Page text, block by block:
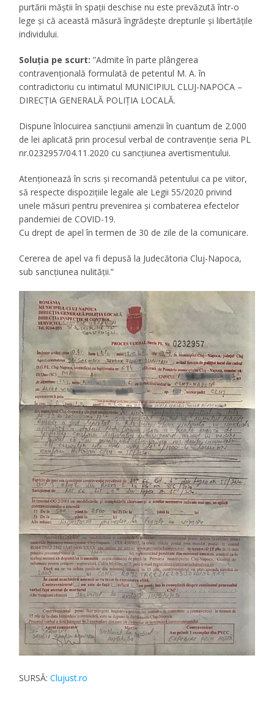
purtării măștii în spații deschise nu este prevăzută într-o
lege și că această măsură îngrădește drepturile și libertățile
individului.
Soluția pe scurt: ”Admite în parte plângerea
contravențională formulată de petentul M. A. în
contradictoriu cu intimatul MUNICIPIUL CLUJ-NAPOCA –
DIRECȚIA GENERALĂ POLIȚIA LOCALĂ.
Dispune înlocuirea sancțiunii amenzii în cuantum de 2.000
de lei aplicată prin procesul verbal de contravenție seria PL
nr.0232957/04.11.2020 cu sancțiunea avertismentului.
Atenționează în scris și recomandă petentului ca pe viitor,
să respecte dispozițiile legale ale Legii 55/2020 privind
unele măsuri pentru prevenirea și combaterea efectelor
pandemiei de COVID-19.
Cu drept de apel în termen de 30 de zile de la comunicare.
Cererea de apel va fi depusă la Judecătoria Cluj-Napoca,
sub sancțiunea nulității.”
SURSĂ:Clujust.ro